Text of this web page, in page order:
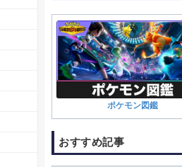
ポケモン図鑑
おすすめ記事